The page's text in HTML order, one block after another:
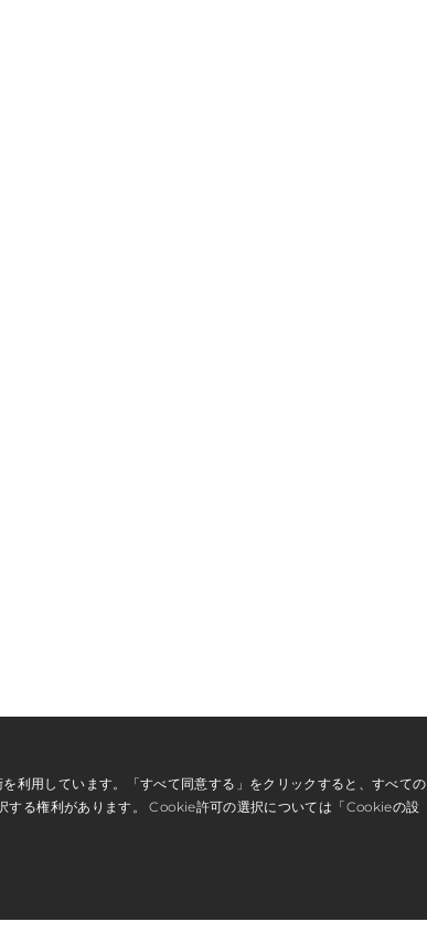
利用しています。「すべて同意する」をクリックすると、すべての
る権利があります。 Cookie許可の選択については「Cookieの設